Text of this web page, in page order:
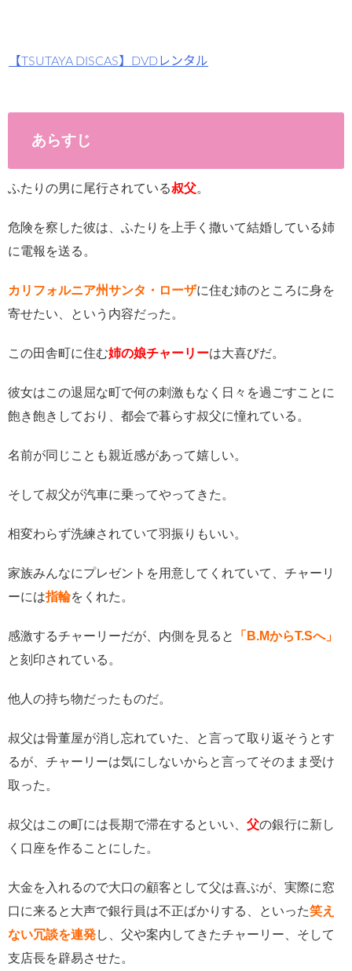
on line2897
【TSUTAYA DISCAS】DVDレンタル
あらすじ
ふたりの男に尾行されている叔父。
危険を察した彼は、ふたりを上手く撒いて結婚している姉
に電報を送る。
カリフォルニア州サンタ・ローザに住む姉のところに身を
寄せたい、という内容だった。
この田舎町に住む姉の娘チャーリーは大喜びだ。
彼女はこの退屈な町で何の刺激もなく日々を過ごすことに
飽き飽きしており、都会で暮らす叔父に憧れている。
名前が同じことも親近感があって嬉しい。
そして叔父が汽車に乗ってやってきた。
相変わらず洗練されていて羽振りもいい。
家族みんなにプレゼントを用意してくれていて、チャーリ
ーには指輪をくれた。
感激するチャーリーだが、内側を見ると 「 B.MからT.Sへ」
と刻印されている。
他人の持ち物だったものだ。
叔父は骨董屋が消し忘れていた、と言って取り返そうとす
るが、チャーリーは気にしないからと言ってそのまま受け
取った。
叔父はこの町には長期で滞在するといい、 父の銀行に新し
く口座を作ることにした。
大金を入れるので大口の顧客として父は喜ぶが、実際に窓
口に来ると大声で銀行員は不正ばかりする、といった笑え
ない冗談を連発し、父や案内してきたチャーリー、そして
支店長を辟易させた。